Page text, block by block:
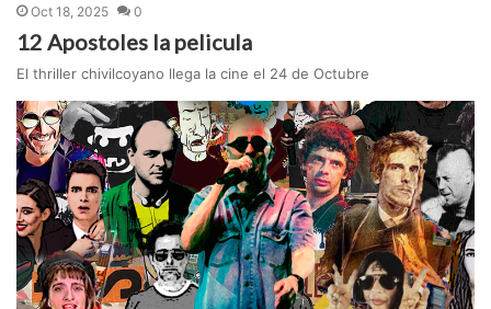
Oct 18, 2025 0
12 Apostoles la pelicula
El thriller chivilcoyano llega la cine el 24 de Octubre